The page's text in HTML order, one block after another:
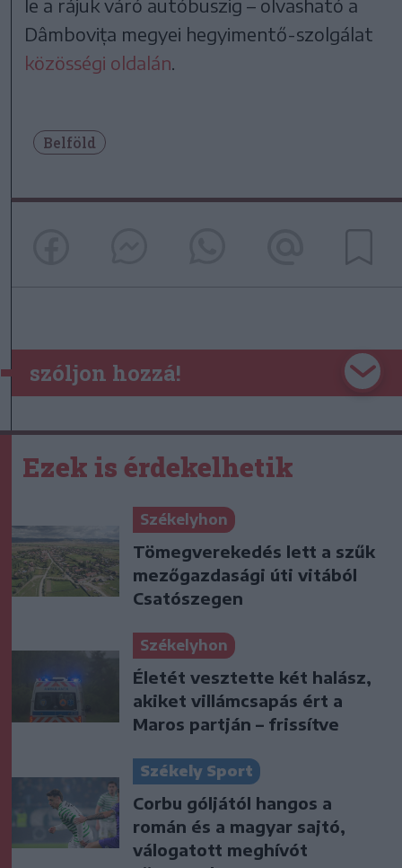
le a rájuk váró autóbuszig – olvasható a
Dâmbovița megyei hegyimentő-szolgálat
közösségi oldalán.
Belföld
szóljon hozzá!
Ezek is érdekelhetik
Székelyhon
Tömegverekedés lett a szűk
mezőgazdasági úti vitából
Csatószegen
Székelyhon
Életét vesztette két halász,
akiket villámcsapás ért a
Maros partján – frissítve
Székely Sport
Corbu góljától hangos a
román és a magyar sajtó,
válogatott meghívót